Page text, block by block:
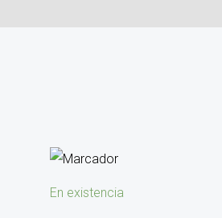
En existencia